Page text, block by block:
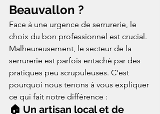
Beauvallon ?
Face à une urgence de serrurerie, le
choix du bon professionnel est crucial.
Malheureusement, le secteur de la
serrurerie est parfois entaché par des
pratiques peu scrupuleuses. C'est
pourquoi nous tenons à vous expliquer
ce qui fait notre différence :
🏠 Un artisan local et de